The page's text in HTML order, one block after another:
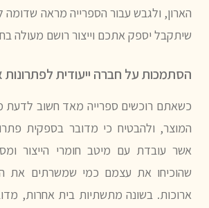
הארון, ולגבש עבור הספרייה מראה שדומה
שיתקבל יספק אתכם וייצור רושם מעולה
הסתמכות על חברה ייעודית לפתרונות
כשאתם רוכשים ספרייה מאד חשוב לדעת
המוצר, ולהבטיח כי מדובר בספקית
אשר עובדת עם מיטב חומרי הייצור
שהוכיחו את עצמם כמי שמשרתים את
ארוכות. בשונה מתשתיות בית אחרות,